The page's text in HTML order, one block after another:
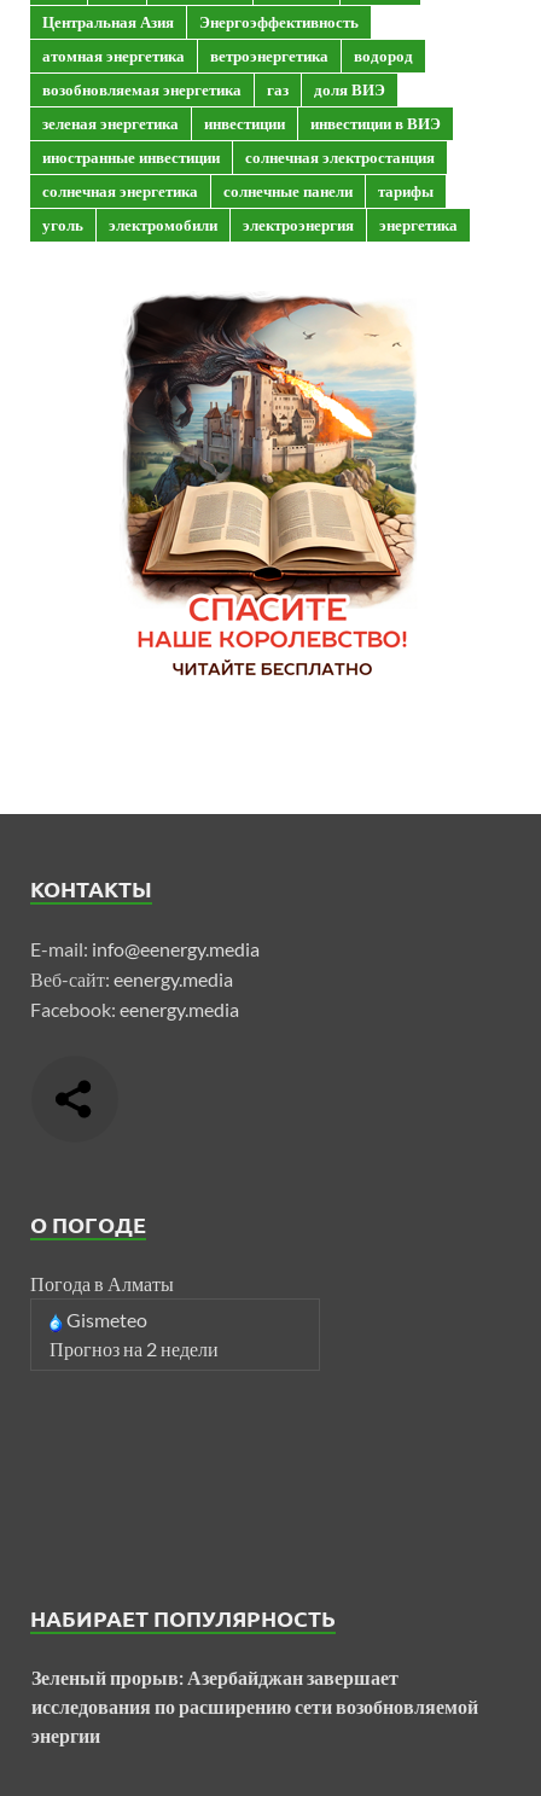
Центральная Азия
Энергоэффективность
атомная энергетика
ветроэнергетика
водород
возобновляемая энергетика
газ
доля ВИЭ
зеленая энергетика
инвестиции
инвестиции в ВИЭ
иностранные инвестиции
солнечная электростанция
солнечная энергетика
солнечные панели
тарифы
уголь
электромобили электроэнергия энергетика
КОНТАКТЫ
E-mail: info@eenergy.media
Веб-сайт: eenergy.media
Facebook: eenergy.media
О ПОГОДЕ
Погода в Алматы
Gismeteo
Прогноз на 2 недели
НАБИРАЕТ ПОПУЛЯРНОСТЬ
Зеленый прорыв: Азербайджан завершает
исследования по расширению сети возобновляемой
энергии